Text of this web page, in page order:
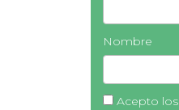
Nombre
Acepto los